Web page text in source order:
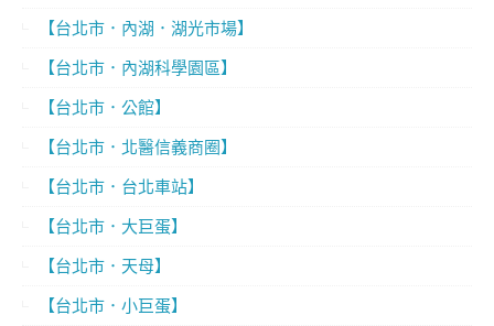
【台北市．內湖．湖光市場】
【台北市．內湖科學園區】
【台北市．公館】
【台北市．北醫信義商圈】
【台北市．台北車站】
【台北市．大巨蛋】
【台北市．天母】
【台北市．小巨蛋】